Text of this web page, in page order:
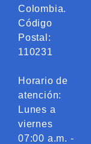
Colombia.
Código
Postal:
110231
Horario de
atención:
Lunes a
viernes
07:00 a.m. -